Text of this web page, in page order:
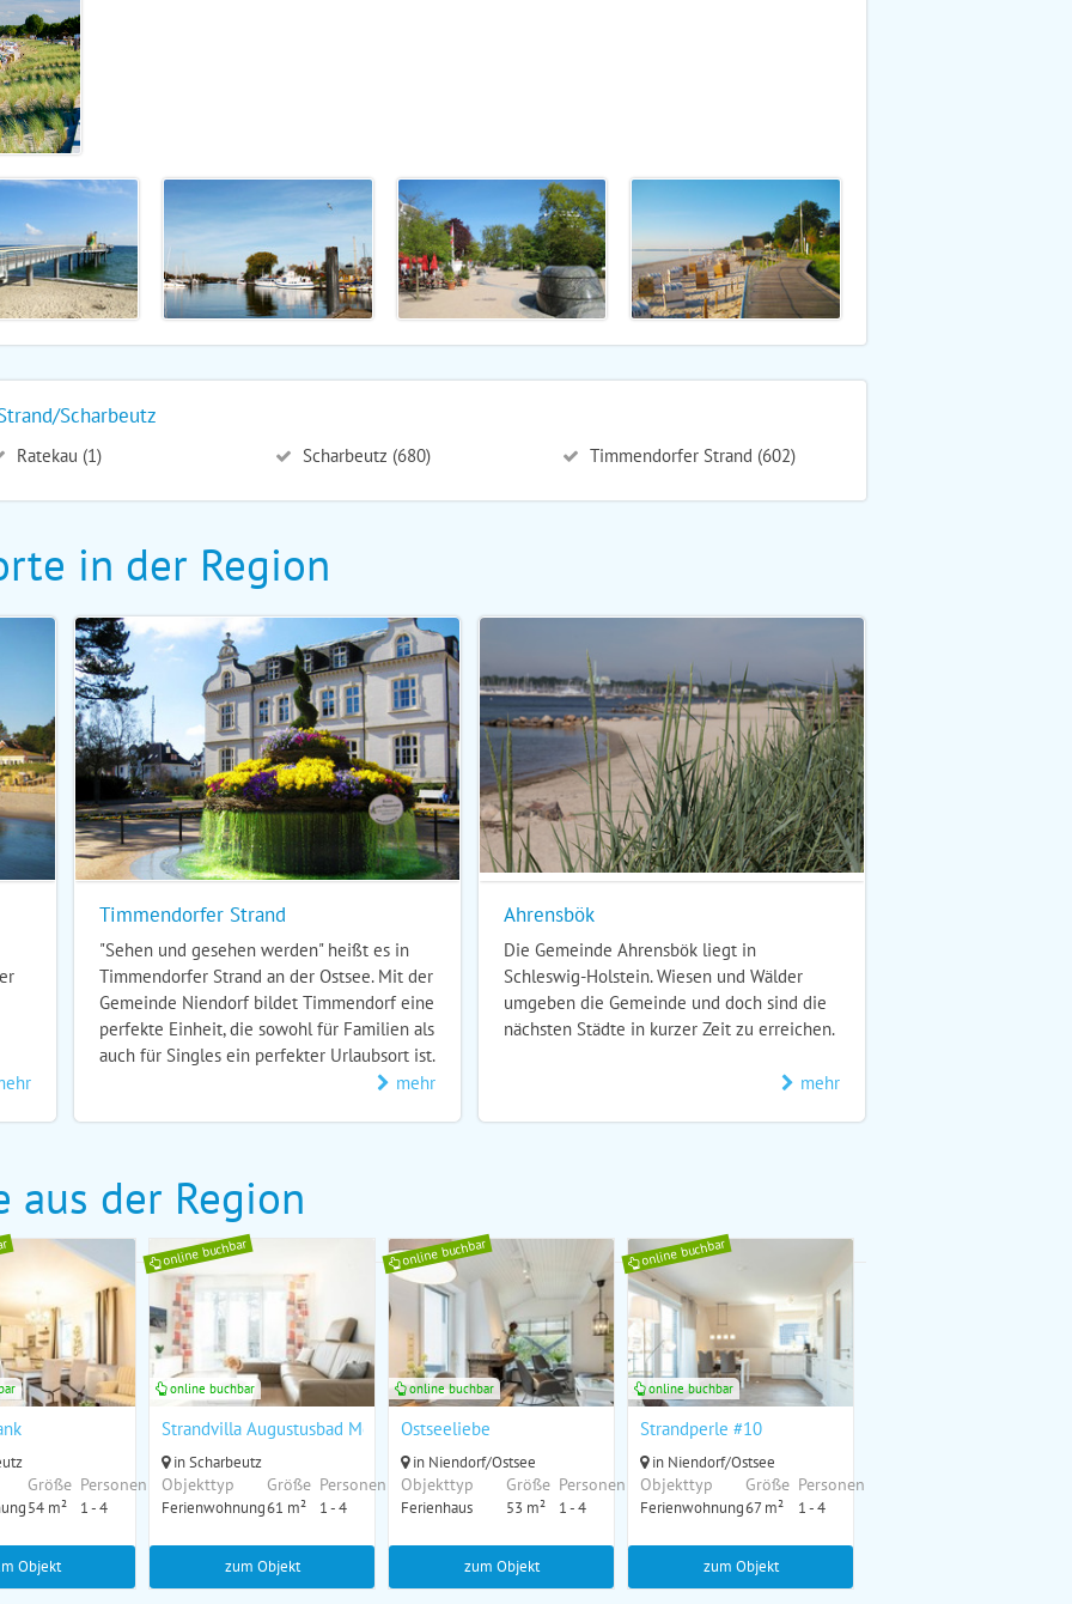
Scharbeutz
Ratekau (1) Scharbeutz (680) Timmendorfer Strand (602)
in der Region
Timmendorfer Strand
"Sehen und gesehen werden" heißt es in
Timmendorfer Strand an der Ostsee. Mit der
Gemeinde Niendorf bildet Timmendorf eine
perfekte Einheit, die sowohl für Familien als
auch für Singles ein perfekter Urlaubsort ist.
mehr
Ahrensbök
Die Gemeinde Ahrensbök liegt in
Schleswig-Holstein. Wiesen und Wälder
umgeben die Gemeinde und doch sind die
nächsten Städte in kurzer Zeit zu erreichen.
mehr
der Region
Größe
54 m²
Personen
1 - 4
Objekt
online buchbar
Strandvilla Augustusbad Morgenstern
in Scharbeutz
Objekttyp
Ferienwohnung
Größe
61 m²
Personen
1 - 4
online buchbar
zum Objekt
online buchbar
Ostseeliebe
in Niendorf/Ostsee
Objekttyp
Ferienhaus
Größe
53 m²
Personen
1 - 4
online buchbar
zum Objekt
online buchbar
Strandperle #10
in Niendorf/Ostsee
Objekttyp
Ferienwohnung
Größe
67 m²
Personen
1 - 4
online buchbar
zum Objekt